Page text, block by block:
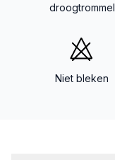
droogtrommel
Niet bleken